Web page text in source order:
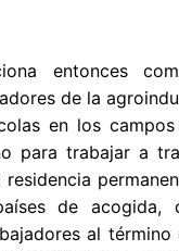
entonces
de la
en los
para trabajar a
de acogida,
al